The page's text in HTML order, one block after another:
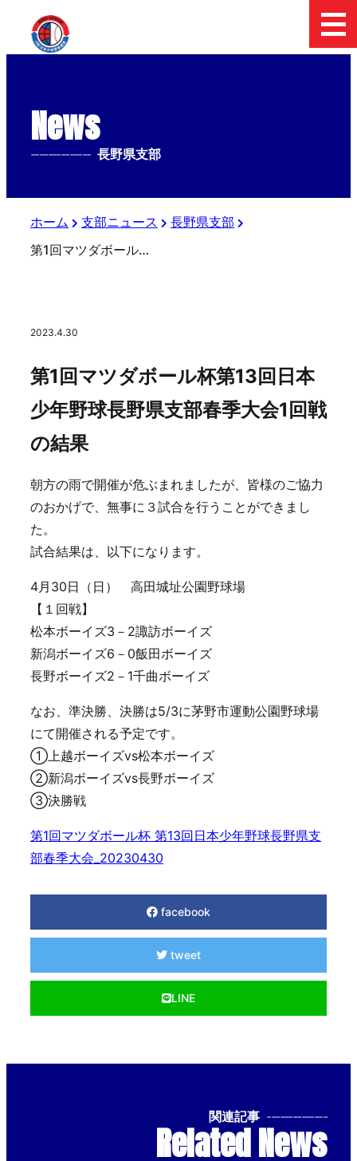
News
-------------- 長野県支部
ホーム 支部ニュース
長野県支部
第1回マツダボール杯第13回日本少年野球長野県支部春季大会1回戦の結果
2023.4.30
第1回マツダボール杯第13回日本
少年野球長野県支部春季大会1回戦
の結果
朝方の雨で開催が危ぶまれましたが、皆様のご協力
のおかげで、無事に３試合を行うことができまし
た。
試合結果は、以下になります。
4月30日（日） 高田城址公園野球場
【１回戦】
松本ボーイズ3－2諏訪ボーイズ
新潟ボーイズ6－0飯田ボーイズ
長野ボーイズ2－1千曲ボーイズ
なお、準決勝、決勝は5/3に茅野市運動公園野球場
にて開催される予定です。
①上越ボーイズvs松本ボーイズ
②新潟ボーイズvs長野ボーイズ
③決勝戦
第1回マツダボール杯 第13回日本少年野球長野県支
部春季大会_20230430
facebook
tweet
LINE
関連記事 --------------
Related News